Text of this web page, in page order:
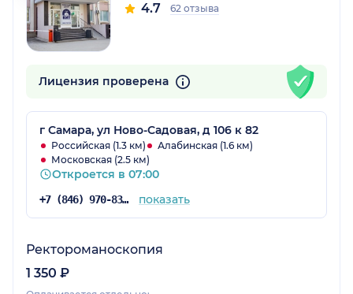
4.7 62 отзыва
Лицензия проверена
г Самара, ул Ново-Садовая, д 106 к 82
Российская (1.3 км)
Алабинская (1.6 км)
Московская (2.5 км)
Откроется в 07:00
+7 (846) 970-83-21 показать
Ректороманоскопия
1 350 ₽